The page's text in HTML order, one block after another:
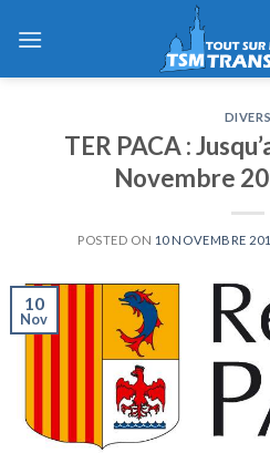
DIVERS
TER PACA :
Novembre
POSTED ON 10 NOVEMBRE
10
Nov